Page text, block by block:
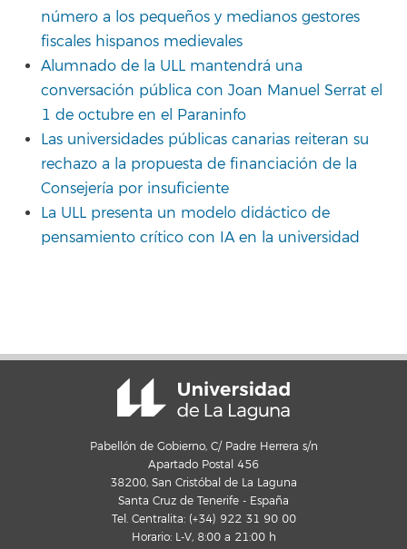
número a los pequeños y medianos gestores
fiscales hispanos medievales
Alumnado de la ULL mantendrá una
conversación pública con Joan Manuel Serrat el
1 de octubre en el Paraninfo
Las universidades públicas canarias reiteran su
rechazo a la propuesta de financiación de la
Consejería por insuficiente
La ULL presenta un modelo didáctico de
pensamiento crítico con IA en la universidad
Pabellón de Gobierno, C/ Padre Herrera s/n
Apartado Postal 456
38200, San Cristóbal de La Laguna
Santa Cruz de Tenerife - España
Tel. Centralita: (+34) 922 31 90 00
Horario: L-V, 8:00 a 21:00 h